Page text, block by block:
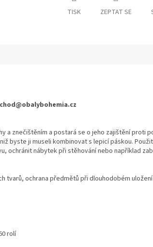
TISK ZEPTAT SE
a znečištěním a postará se o jeho zajištění proti
byste ji museli kombinovat s lepicí páskou.
ochránit nábytek při stěhování nebo například
tvarů, ochrana předmětů při dlouhodobém uložení
rolí